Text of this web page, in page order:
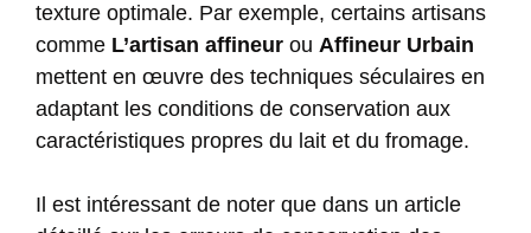
texture optimale. Par exemple, certains artisans
comme L’artisan affineur ou Affineur Urbain
mettent en œuvre des techniques séculaires en
adaptant les conditions de conservation aux
caractéristiques propres du lait et du fromage.
Il est intéressant de noter que dans un article